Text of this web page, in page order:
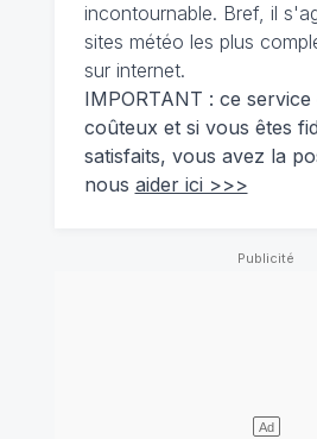
incontournable. Bref, il
sites météo les plus
sur internet.
IMPORTANT : ce
coûteux et si vous êtes
satisfaits, vous avez la
nous aider ici >>>